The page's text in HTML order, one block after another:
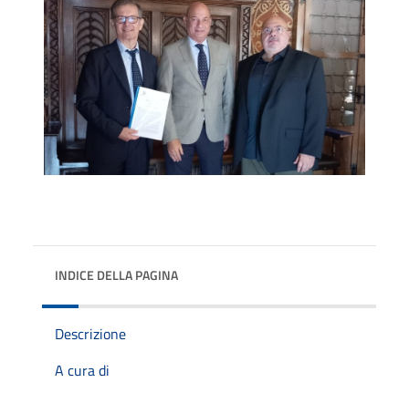
INDICE DELLA PAGINA
Descrizione
A cura di